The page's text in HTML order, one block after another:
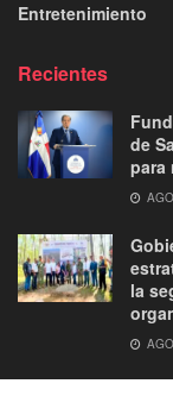
Entretenimiento
Recientes
de
para
la